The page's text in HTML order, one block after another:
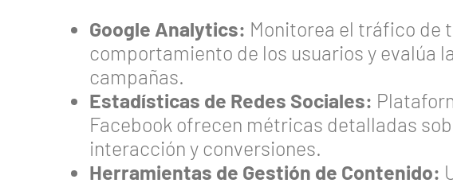
Google Analytics: Monitorea el tráfico de
comportamiento de los usuarios y evalúa
campañas.
Estadísticas de Redes Sociales:
Facebook ofrecen métricas detalladas
interacción y conversiones.
Herramientas de Gestión de Contenido: